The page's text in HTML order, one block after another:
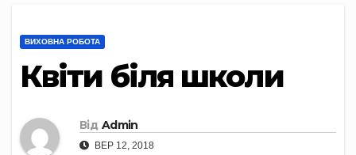
ВИХОВНА РОБОТА
Квіти біля школи
Від Admin
ВЕР 12, 2018